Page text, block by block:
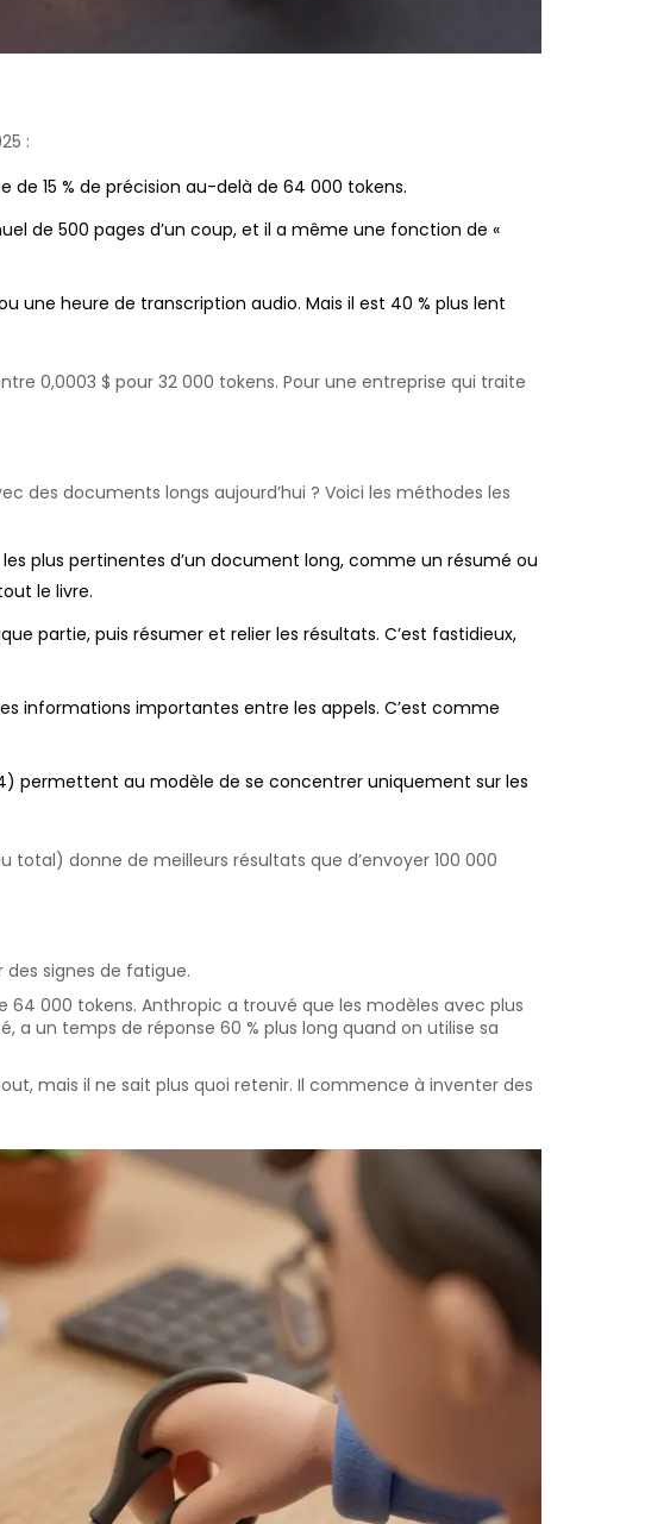
:
15 % de précision au-delà de 64 000 tokens.
de 500 pages d’un coup, et il a même une fonction de «
une heure de transcription audio. Mais il est 40 % plus lent
0,0003 $ pour 32 000 tokens. Pour une entreprise qui traite
des documents longs aujourd’hui ? Voici les méthodes les
plus pertinentes d’un document long, comme un résumé ou
le livre.
partie, puis résumer et relier les résultats. C’est fastidieux,
informations importantes entre les appels. C’est comme
permettent au modèle de se concentrer uniquement sur les
donne de meilleurs résultats que d’envoyer 100 000
signes de fatigue.
000 tokens. Anthropic a trouvé que les modèles avec plus
a un temps de réponse 60 % plus long quand on utilise sa
mais il ne sait plus quoi retenir. Il commence à inventer des